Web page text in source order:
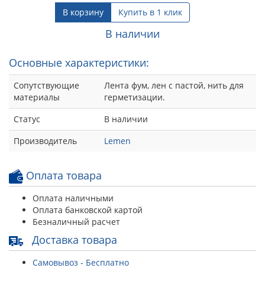
В корзину Купить в 1 клик
В наличии
Основные характеристики:
Сопутствующие
материалы
Лента фум, лен с пастой, нить для
герметизации.
Статус
В наличии
Производитель
Lemen
Оплата товара
Оплата наличными
Оплата банковской картой
Безналичный расчет
Доставка товара
Самовывоз - Бесплатно